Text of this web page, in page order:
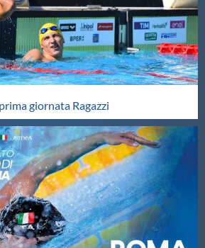
giornata Ragazzi